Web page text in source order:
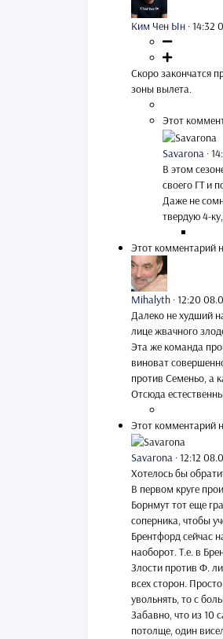
Ким Чен Ын ·14:32
Скоро закончатся
зоны вылета.
Этот
Savarona ·
В этом
своего ГТ и
Даже не
твердую 4-
Этот комментарий
Mihalyth ·12:20
Далеко не худший
лице жвачного
Эта же команда
виноват
против Семеньо, а
Отсюда
Этот комментарий
Savarona ·12:12
Хотелось бы
В первом круге
Борнмут тот еще
соперника, чтобы
Брентфорд сейчас
наоборот. Т.е. в
Злости против Ф.
всех сторон.
увольнять, то с
Забавно, что из 10
потолще, один